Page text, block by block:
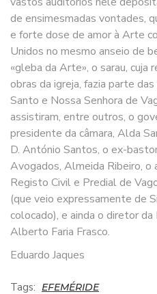
de ensimesmadas vontades,
e forte dose de amor à Arte
Unidos no mesmo anseio de
«gleba da Arte», o sarau, cuja
obras da igreja, fazia parte
Santo e Nossa Senhora de
assistiram, entre outros, o
presidente da câmara, Alda
D. António Santos, o ex-
Avogados, Almeida Ribeiro, o
Registo Civil e Predial de
(que veio expressamente de
colocado), e ainda o diretor
Alberto Faria Frasco.
Eduardo Jaques
Tags: EFEMÉRIDE